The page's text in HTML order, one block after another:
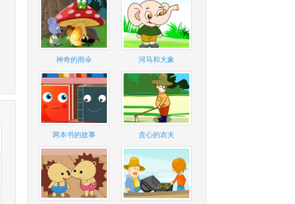
神奇的雨伞 河马和大象
两本书的故事 贪心的农夫